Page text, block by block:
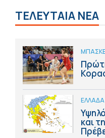
ΤΕΛΕΥΤΑΙΑ ΝΕΑ
και